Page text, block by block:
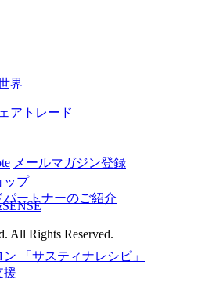
界
アトレード
ップ
ートナーのご紹介
「サスティナレシピ」
援
メールマガジン登録
All Rights Reserved.